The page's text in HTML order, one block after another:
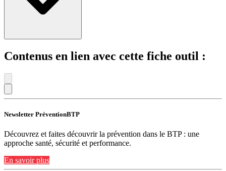
Contenus en lien avec cette fiche outil :
Newsletter PréventionBTP
Découvrez et faites découvrir la prévention dans le BTP : une
approche santé, sécurité et performance.
En savoir plus